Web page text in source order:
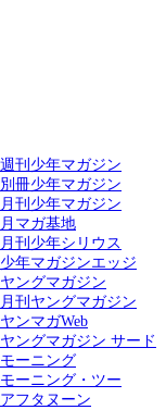
週刊少年マガジン
別冊少年マガジン
月刊少年マガジン
月マガ基地
月刊少年シリウス
少年マガジンエッジ
ヤングマガジン
月刊ヤングマガジン
ヤンマガWeb
ヤングマガジン サード
モーニング
モーニング・ツー
アフタヌーン